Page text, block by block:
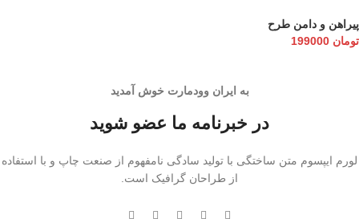
پیراهن و دامن طرح
تومان
به ایران وودمارت خوش آمدید
در خبرنامه ما عضو شوید
لورم ایپسوم متن ساختگی با تولید سادگی نامفهوم از صنعت چاپ و با استفاده
از طراحان گرافیک است.